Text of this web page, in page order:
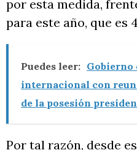
por esta medida,
para este año, que es
Puedes leer: Gobierno
internacional con
de la posesión
Por tal razón, desde